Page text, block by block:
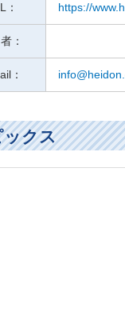
： https://
：
：
クス